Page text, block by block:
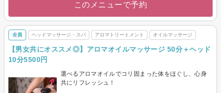
このメニューで予約
全員 ヘッドマッサージ・スパ アロマトリートメント オイルマッサージ
【男女共にオススメ◎】アロマオイルマッサージ 50分＋ヘッド
10分5500円
選べるアロマオイルでコリ固まった体をほぐし、心身
共にリフレッシュ！